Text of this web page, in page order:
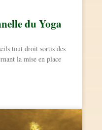
du Yoga
tout droit sortis des
la mise en place